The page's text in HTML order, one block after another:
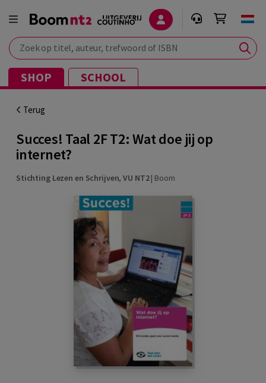
Zoek op titel, auteur, trefwoord of ISBN
SHOP SCHOOL
Terug
Succes! Taal 2F T2: Wat doe jij op
internet?
Stichting Lezen en Schrijven,VU NT2| Boom